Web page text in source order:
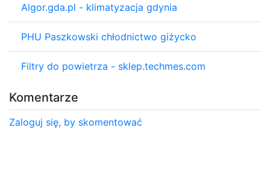
Algor.gda.pl - klimatyzacja gdynia
PHU Paszkowski chłodnictwo giżycko
Filtry do powietrza - sklep.techmes.com
Komentarze
Zaloguj się, by skomentować